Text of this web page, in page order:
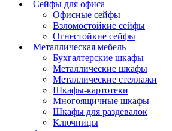
Сейфы для офиса
Офисные сейфы
Взломостойкие сейфы
Огнестойкие сейфы
Металлическая мебель
Бухгалтерские шкафы
Металлические шкафы
Металлические стеллажи
Шкафы-картотеки
Многоящичные шкафы
Шкафы для раздевалок
Ключницы